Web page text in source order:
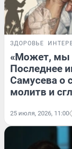
ЗДОРОВЬЕ
«Может, мы
Последнее
Самусева о
молитв и
25 июля, 2026, 11:00